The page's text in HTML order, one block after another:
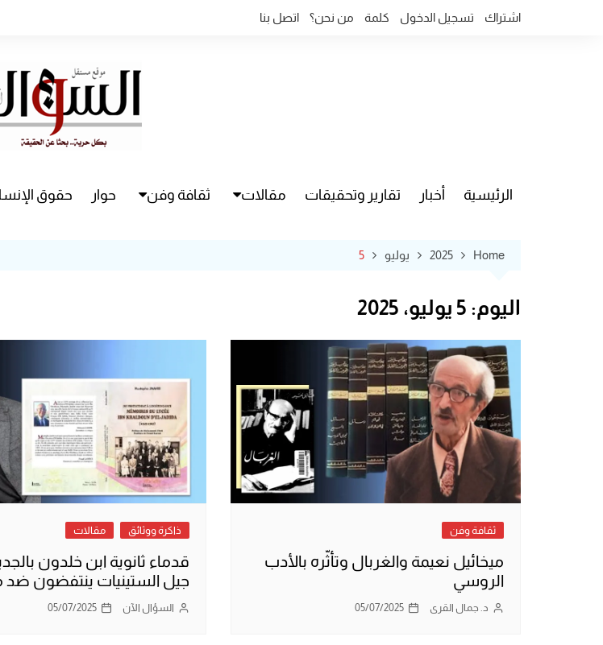
اشتراك تسجيل الدخول كلمة من نحن؟ اتصل بنا
الرئيسية أخبار تقارير وتحقيقات مقالات ثقافة وفن حوار حقوق
Home
2025 يوليو 5
اليوم: 5 يوليو، 2025
ثقافة وفن
ميخائيل نعيمة والغربال وتأثّره بالأدب
الروسي
د. جمال القرى 05/07/2025
ذاكرة ووثائق مقالات
قدماء ثانوية ابن خلدون
جيل الستينيات ينتفضون
السؤال الآن 05/07/2025